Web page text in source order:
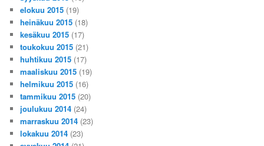
elokuu 2015 (19)
heinäkuu 2015 (18)
kesäkuu 2015 (17)
toukokuu 2015 (21)
huhtikuu 2015 (17)
maaliskuu 2015 (19)
helmikuu 2015 (16)
tammikuu 2015 (20)
joulukuu 2014 (24)
marraskuu 2014 (23)
lokakuu 2014 (23)